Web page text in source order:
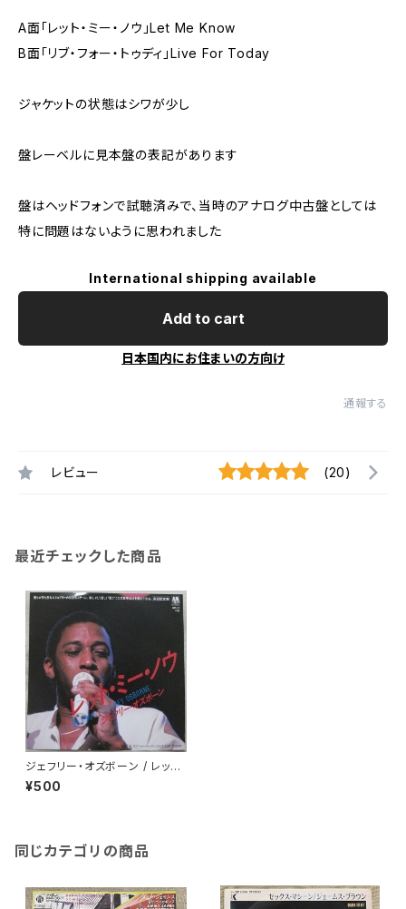
A面「レット・ミー・ノウ」Let Me Know
B面「リブ・フォー・トゥディ」Live For Today
ジャケットの状態はシワが少し
盤レーベルに見本盤の表記があります
盤はヘッドフォンで試聴済みで、当時のアナログ中古盤としては
特に問題はないように思われました
International shipping available
Add to cart
日本国内にお住まいの方向け
通報する
レビュー (20)
最近チェックした商品
ジェフリー・オズボーン / レット・
ミー・ノウ
¥500
同じカテゴリの商品